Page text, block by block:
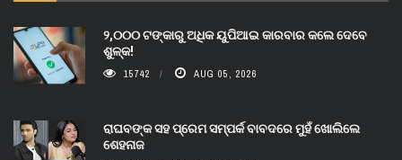
୨,୦୦୦ ଟଙ୍କାରୁ ଅଧିକ ୟୁପିଆଇ କାରବାର କଲେ ଦେବେ
ଶୁଳ୍କ!
15742 AUG 05, 2026
ରାଘବଙ୍କ ସହ ପ୍ରେମ ସମ୍ପର୍କ ବାବଦରେ ମୁହଁ ଖୋଲିଲେ
ଶେହନାଜ